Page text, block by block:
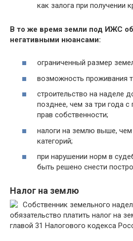
как залога при получении
В то же время земли под ИЖС
негативными нюансами:
ограниченный размер
возможность проживания
строительство на наделе
позднее, чем за три года с
прав собственности;
налоги на землю выше, чем
категорий;
при нарушении норм в
быть решено снести
Налог на землю
Собственник земельного
обязательство платить налог на
главой 31 Налогового кодекса